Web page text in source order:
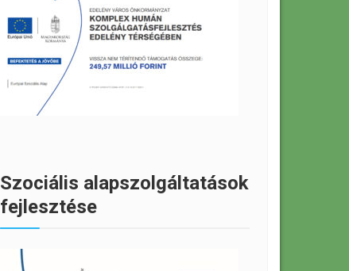
Szociális alapszolgáltatások
fejlesztése